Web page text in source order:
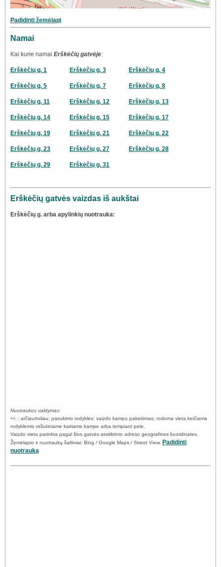
Padidinti žemėlapį
Namai
Kai kurie namai Erškėčių gatvėje:
Erškėčių g. 1 Erškėčių g. 3 Erškėčių g. 4
Erškėčių g. 5 Erškėčių g. 7 Erškėčių g. 8
Erškėčių g. 11 Erškėčių g. 12 Erškėčių g. 13
Erškėčių g. 14 Erškėčių g. 15 Erškėčių g. 17
Erškėčių g. 19 Erškėčių g. 21 Erškėčių g. 22
Erškėčių g. 23 Erškėčių g. 27 Erškėčių g. 28
Erškėčių g. 29 Erškėčių g. 31
Erškėčių gatvės vaizdas iš aukštai
Erškėčių g. arba apylinkių nuotrauka:
Nuotraukos valdymas:
+/- : arčiau/toliau; pasukimo rodyklės: vaizdo kampo pakeitimas; rodoma vieta keičiama
rodyklėmis viršutiniame kairiame kampe arba tempiant pele.
Vaizdo vieta parinkta pagal šios gatvės atsitiktinio adreso geografines koordinates.
Žemėlapio ir nuotraukų šaltiniai: Bing / Google Maps / Street View. Padidinti
nuotrauką